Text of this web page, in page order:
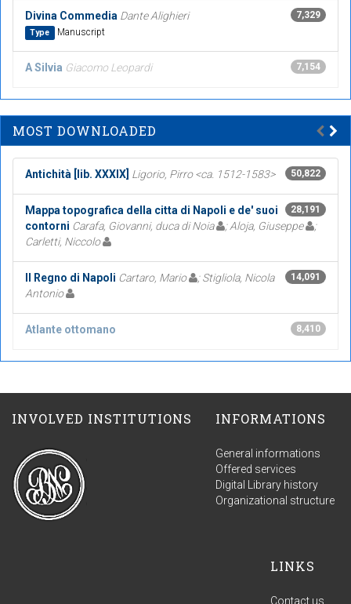
7,329
Divina Commedia Dante Alighieri
Type Manuscript
7,154
A Silvia Giacomo Leopardi
MOST DOWNLOADED
50,822
Antichità [lib. XXXIX] Ligorio, Pirro <ca. 1512-1583>
28,191
Mappa topografica della citta di Napoli e de' suoi
contorni Carafa, Giovanni, duca di Noia ; Aloja, Giuseppe
;
Carletti, Niccolo
14,091
Il Regno di Napoli Cartaro, Mario
; Stigliola, Nicola
Antonio
8,410
Atlante ottomano
INVOLVED INSTITUTIONS INFORMATIONS
General informations
Offered services
Digital Library history
Organizational structure
LINKS
Contact us